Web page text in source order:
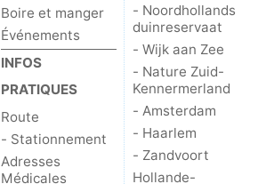
Boire et manger
Événements
INFOS
PRATIQUES
Route
- Stationnement
Adresses
Médicales
- Noordhollands
duinreservaat
- Wijk aan Zee
- Nature Zuid-
Kennermerland
- Amsterdam
- Haarlem
- Zandvoort
Hollande-